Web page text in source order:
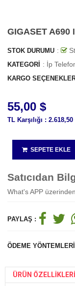
GIGASET A690
STOK DURUMU :
KATEGORI : İp
KARGO
55,00 $
TL Karşılığı : 2.618,50
SEPETE EKLE
Satıcıdan
What's APP
PAYLAŞ :
ÖDEME
ÜRÜN ÖZELLIKLERI